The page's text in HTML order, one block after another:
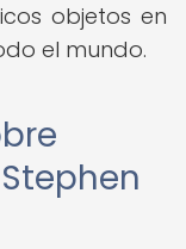
objetos en
el mundo.